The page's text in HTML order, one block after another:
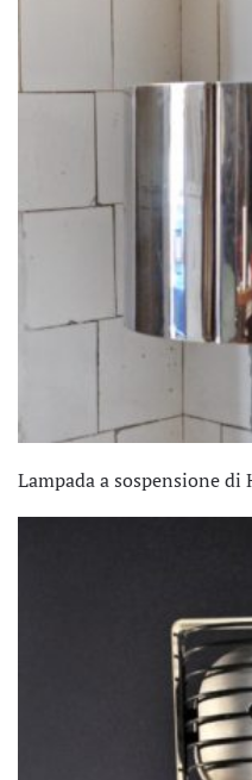
Lampada a sospensione di